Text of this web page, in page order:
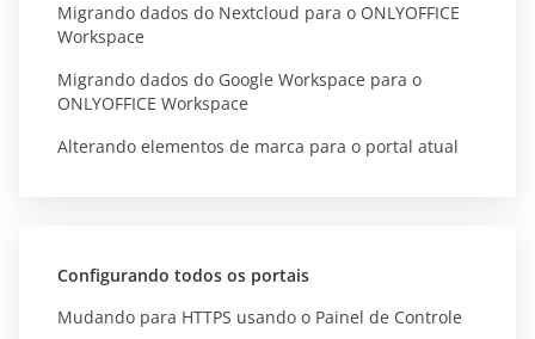
Migrando dados do Nextcloud para o ONLYOFFICE
Workspace
Migrando dados do Google Workspace para o
ONLYOFFICE Workspace
Alterando elementos de marca para o portal atual
Configurando todos os portais
Mudando para HTTPS usando o Painel de Controle